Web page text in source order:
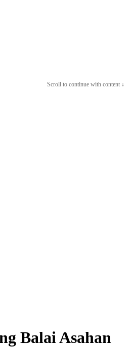
Scroll to continue with content ↓
BPJS, Minta Pelaku Diberi Sanksi Tegas
Balai Asahan